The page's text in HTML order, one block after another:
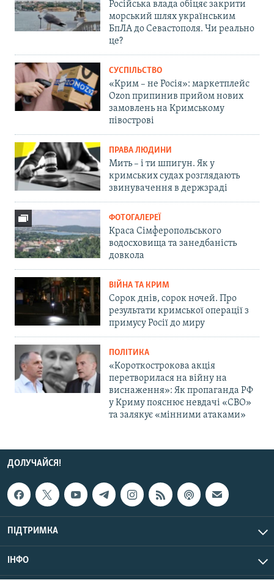
Російська влада обіцяє закрити
морський шлях українським
БпЛА до Севастополя. Чи реально
це?
СУСПІЛЬСТВО
«Крим – не Росія»: маркетплейс
Ozon припинив прийом нових
замовлень на Кримському
півострові
ПРАВА ЛЮДИНИ
Мить – і ти шпигун. Як у
кримських судах розглядають
звинувачення в держзраді
ФОТОГАЛЕРЕЇ
Краса Сімферопольського
водосховища та занедбаність
довкола
ВІЙНА ТА КРИМ
Сорок днів, сорок ночей. Про
результати кримської операції з
примусу Росії до миру
ПОЛІТИКА
«Короткострокова акція
перетворилася на війну на
виснаження»: Як пропаганда РФ
у Криму пояснює невдачі «СВО»
та залякує «мінними атаками»
ДОЛУЧАЙСЯ!
ПІДТРИМКА
ІНФО